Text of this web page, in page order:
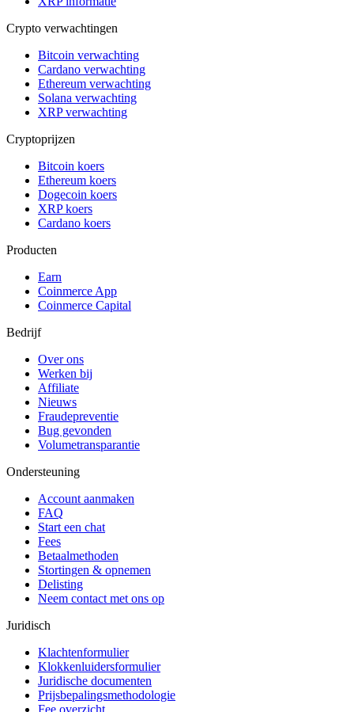
Crypto verwachtingen
Bitcoin verwachting
Cardano verwachting
Ethereum verwachting
Solana verwachting
XRP verwachting
Cryptoprijzen
Bitcoin koers
Ethereum koers
Dogecoin koers
XRP koers
Cardano koers
Producten
Earn
Coinmerce App
Coinmerce Capital
Bedrijf
Over ons
Werken bij
Affiliate
Nieuws
Fraudepreventie
Bug gevonden
Volumetransparantie
Ondersteuning
Account aanmaken
FAQ
Start een chat
Fees
Betaalmethoden
Stortingen & opnemen
Delisting
Neem contact met ons op
Juridisch
Klachtenformulier
Klokkenluidersformulier
Juridische documenten
Prijsbepalingsmethodologie
Fee overzicht